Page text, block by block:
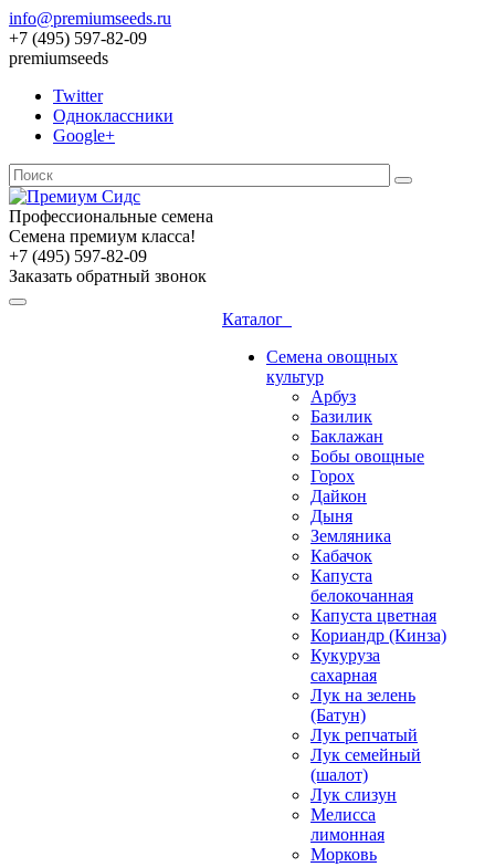
info@premiumseeds.ru
+7 (495) 597-82-09
premiumseeds
Twitter
Одноклассники
Google+
Профессиональные семена
Семена премиум класса!
+7 (495) 597-82-09
Заказать обратный звонок
Каталог
Семена овощных
культур
Арбуз
Базилик
Баклажан
Бобы овощные
Горох
Дайкон
Дыня
Земляника
Кабачок
Капуста
белокочанная
Капуста цветная
Кориандр (Кинза)
Кукуруза
сахарная
Лук на зелень
(Батун)
Лук репчатый
Лук семейный
(шалот)
Лук слизун
Мелисса
лимонная
Морковь